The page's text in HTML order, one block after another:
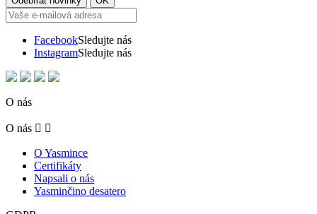
FacebookSledujte nás
InstagramSledujte nás
O nás
O nás  
O Yasmince
Certifikáty
Napsali o nás
Yasminčino desatero